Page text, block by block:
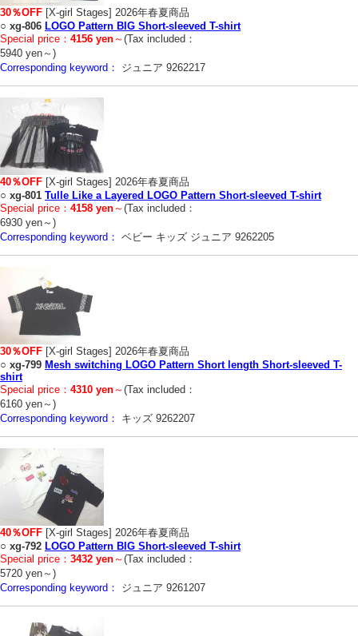
30％OFF [X-girl Stages] 2026年春夏商品
○ xg-806 LOGO Pattern BIG Short-sleeved T-shirt
Special price： 4156 yen～(Tax included：
5940 yen～)
Corresponding keyword：
ジュニア 9262217
40％OFF [X-girl Stages] 2026年春夏商品
○ xg-801 Tulle Like a Layered LOGO Pattern Short-sleeved T-shirt
Special price： 4158 yen～(Tax included：
6930 yen～)
Corresponding keyword： ベビー キッズ ジュニア 9262205
30％OFF [X-girl Stages] 2026年春夏商品
○ xg-799 Mesh switching LOGO Pattern Short length Short-sleeved T-
shirt
Special price： 4310 yen～(Tax included：
6160 yen～)
Corresponding keyword：
キッズ 9262207
40％OFF [X-girl Stages] 2026年春夏商品
○ xg-792 LOGO Pattern BIG Short-sleeved T-shirt
Special price： 3432 yen～(Tax included：
5720 yen～)
Corresponding keyword：
ジュニア 9261207